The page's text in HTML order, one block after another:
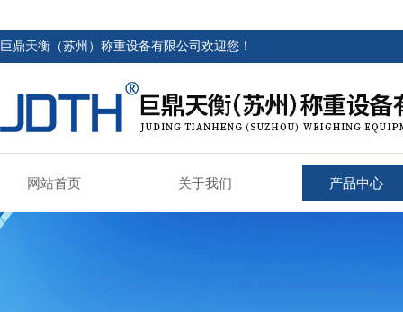
巨鼎天衡（苏州）称重设备有限公司欢迎您！
网站首页 关于我们 产品中心